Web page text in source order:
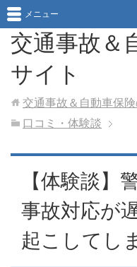
交通事故＆
サイト
メニュー
交通事故＆自動車保
口コミ・体験談
【体験談】
事故対応が
起こしてし